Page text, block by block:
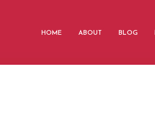
HOME ABOUT BLOG